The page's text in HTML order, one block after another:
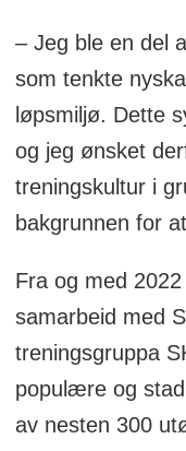
– Jeg ble en del
som tenkte
løpsmiljø. Dette
og jeg ønsket
treningskultur i
bakgrunnen for
Fra og med
samarbeid med
treningsgruppa
populære og
av nesten 300